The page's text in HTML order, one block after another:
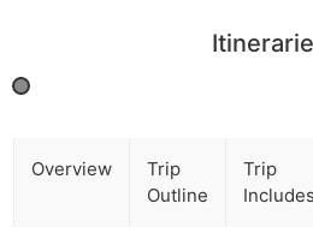
Overview
Trip
Outline
Trip
Includes